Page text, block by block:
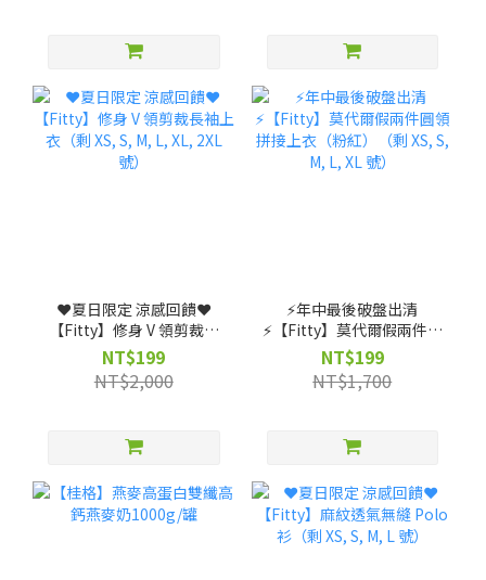
❤️夏日限定 涼感回饋❤️
【Fitty】修身 V 領剪裁長
袖上衣（剩 XS, S, M, L, XL,
2XL 號）
NT$199
NT$2,000
⚡️年中最後破盤出清
⚡️【Fitty】莫代爾假兩件圓
領拼接上衣（粉紅）（剩
XS, S, M, L, XL 號）
NT$199
NT$1,700